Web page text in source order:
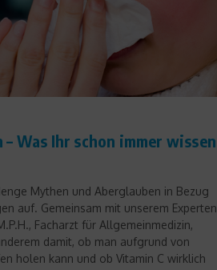
Was Ihr schon immer wissen
Mythen und Aberglauben in Bezug
auf. Gemeinsam mit unserem Experten
Facharzt für Allgemeinmedizin,
damit, ob man aufgrund von
holen kann und ob Vitamin C wirklich